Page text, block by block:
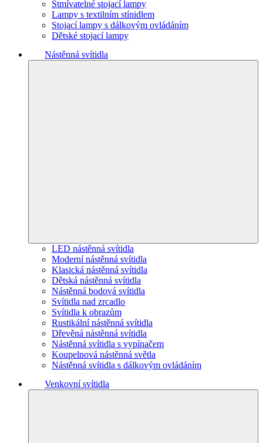
Stmívatelné stojací lampy
Lampy s textilním stínidlem
Stojací lampy s dálkovým ovládáním
Dětské stojací lampy
Nástěnná svítidla
LED nástěnná svítidla
Moderní nástěnná svítidla
Klasická nástěnná svítidla
Dětská nástěnná svítidla
Nástěnná bodová svítidla
Svítidla nad zrcadlo
Svítidla k obrazům
Rustikální nástěnná svítidla
Dřevěná nástěnná svítidla
Nástěnná svítidla s vypínačem
Koupelnová nástěnná světla
Nástěnná svítidla s dálkovým ovládáním
Venkovní svítidla